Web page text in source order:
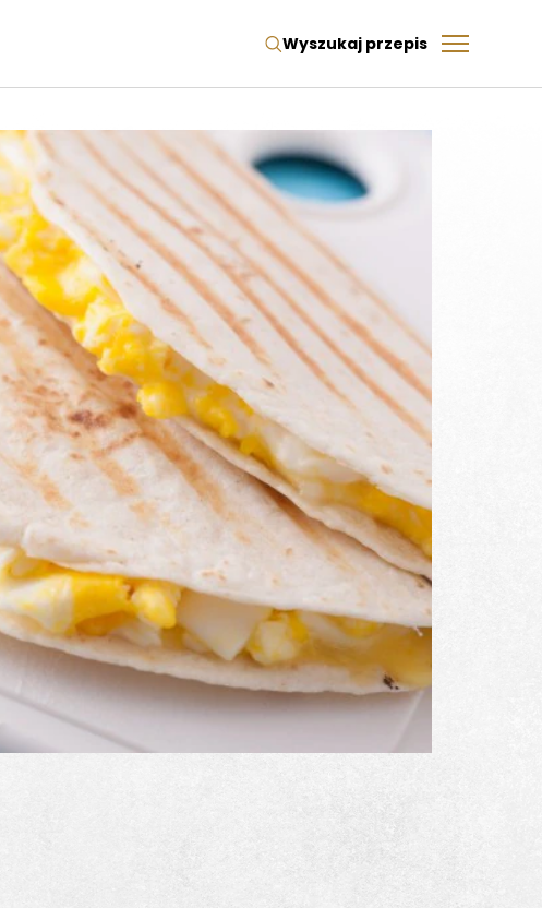
Wyszukaj przepis